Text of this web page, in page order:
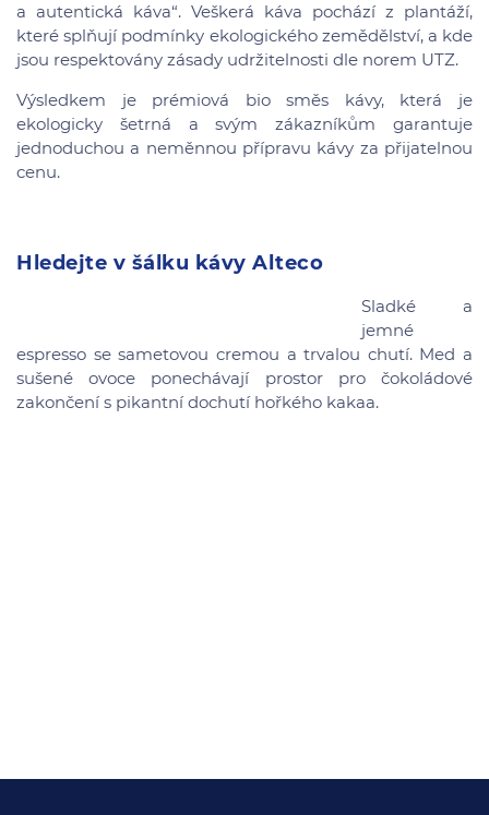
a autentická káva“. Veškerá káva pochází z plantáží,
které splňují podmínky ekologického zemědělství, a kde
jsou respektovány zásady udržitelnosti dle norem UTZ.
Výsledkem je prémiová bio směs kávy, která je
ekologicky šetrná a svým zákazníkům garantuje
jednoduchou a neměnnou přípravu kávy za přijatelnou
cenu.
Hledejte v šálku kávy Alteco
Sladké a
jemné
espresso se sametovou cremou a trvalou chutí. Med a
sušené ovoce ponechávají prostor pro čokoládové
zakončení s pikantní dochutí hořkého kakaa.